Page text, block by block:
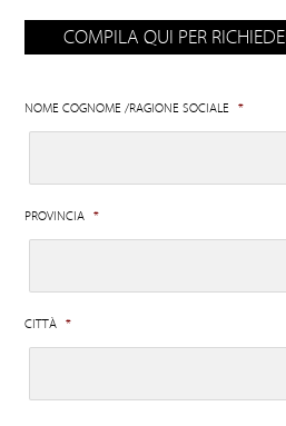
COMPILA QUI PER
NOME COGNOME /RAGIONE SOCIALE *
PROVINCIA *
CITTÀ *